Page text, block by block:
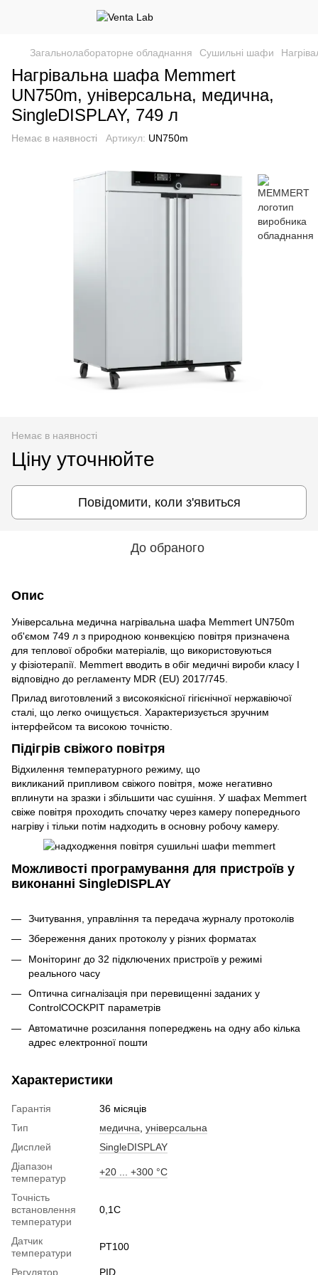
Загальнолабораторне обладнання Сушильні шафи
Нагрівальна шафа Memmert
UN750m, універсальна, медична,
SingleDISPLAY, 749 л
Немає в наявності Артикул: UN750m
Немає в наявності
Ціну уточнюйте
Повідомити, коли з'явиться
До обраного
Опис
Універсальна медична нагрівальна шафа Memmert UN750m
об'ємом 749 л з природною конвекцією повітря призначена
для теплової обробки матеріалів, що використовуються
у фізіотерапії. Memmert вводить в обіг медичні вироби класу I
відповідно до регламенту MDR (EU) 2017/745.
Прилад виготовлений з високоякісної гігієнічної нержавіючої
сталі, що легко очищується. Характеризується зручним
інтерфейсом та високою точністю.
Підігрів свіжого повітря
Відхилення температурного режиму, що
викликаний припливом свіжого повітря, може негативно
вплинути на зразки і збільшити час сушіння. У шафах Memmert
свіже повітря проходить спочатку через камеру попереднього
нагріву і тільки потім надходить в основну робочу камеру.
Можливості програмування для пристроїв у
виконанні SingleDISPLAY
Зчитування, управління та передача журналу протоколів
Збереження даних протоколу у різних форматах
Моніторинг до 32 підключених пристроїв у режимі
реального часу
Оптична сигналізація при перевищенні заданих у
ControlCOCKPIT параметрів
Автоматичне розсилання попереджень на одну або кілька
адрес електронної пошти
Характеристики
Гарантія
36 місяців
Тип
медична універсальна
Дисплей
SingleDISPLAY
Діапазон
температур
+20 ... +300 °С
Точність
встановлення
температури
0,1С
Датчик
температури
PT100
Регулятор PID